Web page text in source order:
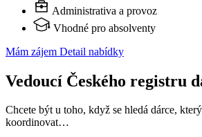
Administrativa a provoz
Vhodné pro absolventy
Mám zájem Detail nabídky
Vedoucí Českého registru
Chcete být u toho, když se hledá dárce,
koordinovat…